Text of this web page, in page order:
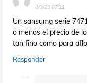
8/3/23 07:21
Un sansumg serie
o menos el precio de
tan fino como para
Responder